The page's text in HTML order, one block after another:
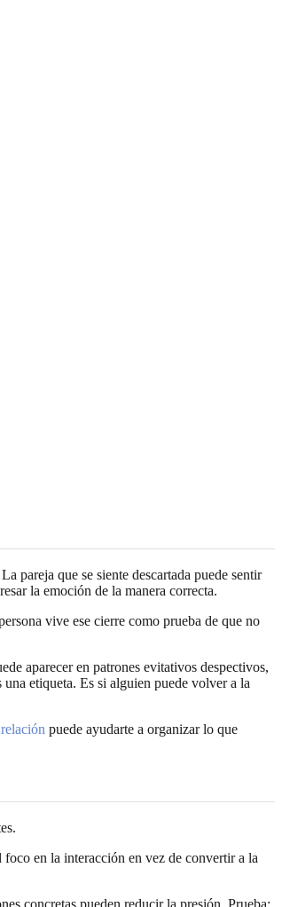
pareja que se siente descartada puede sentir
la emoción de la manera correcta.
vive ese cierre como prueba de que no
aparecer en patrones evitativos despectivos,
etiqueta. Es si alguien puede volver a la
puede ayudarte a organizar lo que
en la interacción en vez de convertir a la
concretas pueden reducir la presión. Prueba: